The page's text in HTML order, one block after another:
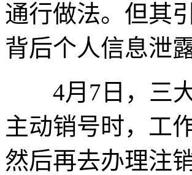
通行做法。但其
背后个人信息泄
4月7日，三大
主动销号时，工
然后再去办理注销